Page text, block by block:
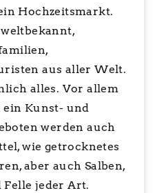
Hochzeitsmarkt.
aus aller Welt.
alles. Vor allem
ein Kunst- und
werden auch
wie getrocknetes
aber auch Salben,
jeder Art.